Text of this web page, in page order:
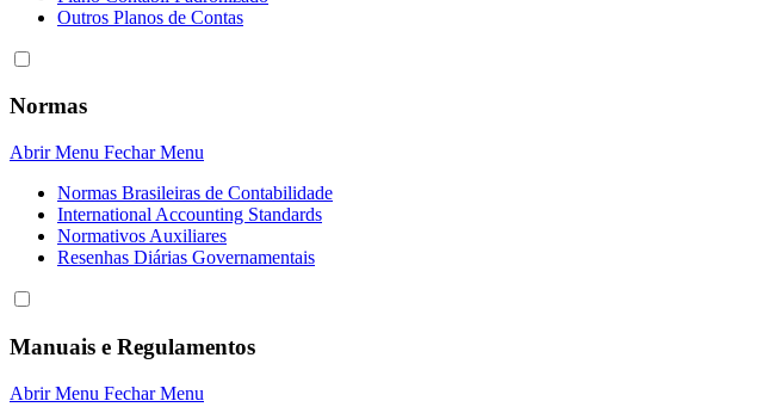
Outros Planos de Contas
Normas
Abrir Menu Fechar Menu
Normas Brasileiras de Contabilidade
International Accounting Standards
Normativos Auxiliares
Resenhas Diárias Governamentais
Manuais e Regulamentos
Abrir Menu Fechar Menu